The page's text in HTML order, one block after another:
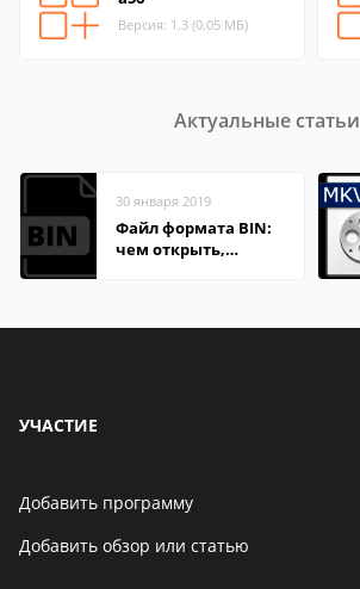
Версия: 1.3 (0.05 МБ)
Актуальные статьи
30 января 2019
Файл формата BIN:
чем открыть,
УЧАСТИЕ
Добавить программу
Добавить обзор или статью